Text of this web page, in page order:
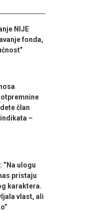
NIJE
fonda,
član
–
”Na ulogu
pristaju
karaktera.
vlast, ali